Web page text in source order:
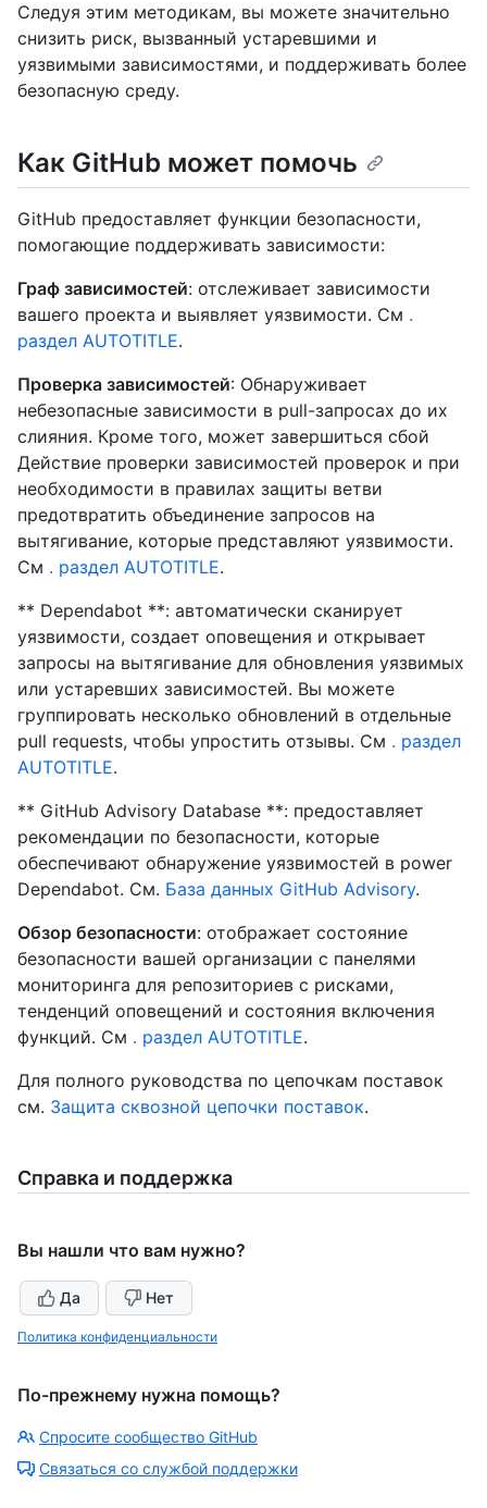
Следуя этим методикам, вы можете значительно
снизить риск, вызванный устаревшими и
уязвимыми зависимостями, и поддерживать более
безопасную среду.
Как GitHub может помочь
GitHub предоставляет функции безопасности,
помогающие поддерживать зависимости:
Граф зависимостей: отслеживает зависимости
вашего проекта и выявляет уязвимости. См .
раздел AUTOTITLE.
Проверка зависимостей: Обнаруживает
небезопасные зависимости в pull-запросах до их
слияния. Кроме того, может завершиться сбой
Действие проверки зависимостей проверок и при
необходимости в правилах защиты ветви
предотвратить объединение запросов на
вытягивание, которые представляют уязвимости.
См . раздел AUTOTITLE.
** Dependabot **: автоматически сканирует
уязвимости, создает оповещения и открывает
запросы на вытягивание для обновления уязвимых
или устаревших зависимостей. Вы можете
группировать несколько обновлений в отдельные
pull requests, чтобы упростить отзывы. См . раздел
AUTOTITLE.
** GitHub Advisory Database **: предоставляет
рекомендации по безопасности, которые
обеспечивают обнаружение уязвимостей в power
Dependabot. См. База данных GitHub Advisory.
Обзор безопасности: отображает состояние
безопасности вашей организации с панелями
мониторинга для репозиториев с рисками,
тенденций оповещений и состояния включения
функций. См . раздел AUTOTITLE.
Для полного руководства по цепочкам поставок
см. Защита сквозной цепочки поставок.
Справка и поддержка
Вы нашли что вам нужно?
Да Нет
Политика конфиденциальности
По-прежнему нужна помощь?
Спросите сообщество GitHub
Связаться со службой поддержки